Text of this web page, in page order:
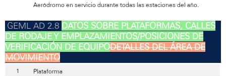
Aeródromo en servicio durante todas las estaciones del año.
DATOS SOBRE PLATAFORMAS, CALLES
DE RODAJE Y EMPLAZAMIENTOS/POSICIONES DE
VERIFICACIÓN DE EQUIPODETALLES DEL ÁREA DE
MOVIMIENTO
Plataforma